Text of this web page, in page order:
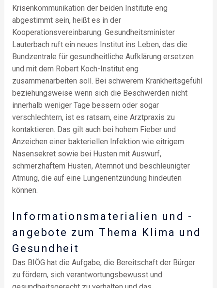
Krisenkommunikation der beiden Institute eng
abgestimmt sein, heißt es in der
Kooperationsvereinbarung. Gesundheitsminister
Lauterbach ruft ein neues Institut ins Leben, das die
Bundzentrale für gesundheitliche Aufklärung ersetzen
und mit dem Robert Koch-Institut eng
zusammenarbeiten soll. Bei schwerem Krankheitsgefühl
beziehungsweise wenn sich die Beschwerden nicht
innerhalb weniger Tage bessern oder sogar
verschlechtern, ist es ratsam, eine Arztpraxis zu
kontaktieren. Das gilt auch bei hohem Fieber und
Anzeichen einer bakteriellen Infektion wie eitrigem
Nasensekret sowie bei Husten mit Auswurf,
schmerzhaftem Husten, Atemnot und beschleunigter
Atmung, die auf eine Lungenentzündung hindeuten
können.
Informationsmaterialien und -
angebote zum Thema Klima und
Gesundheit
Das BIÖG hat die Aufgabe, die Bereitschaft der Bürger
zu fördern, sich verantwortungsbewusst und